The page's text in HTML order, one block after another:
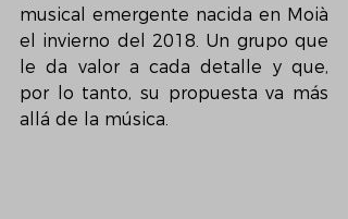
musical emergente nacida en Moià
el invierno del 2018. Un grupo que
le da valor a cada detalle y que,
por lo tanto, su propuesta va más
allá de la música.